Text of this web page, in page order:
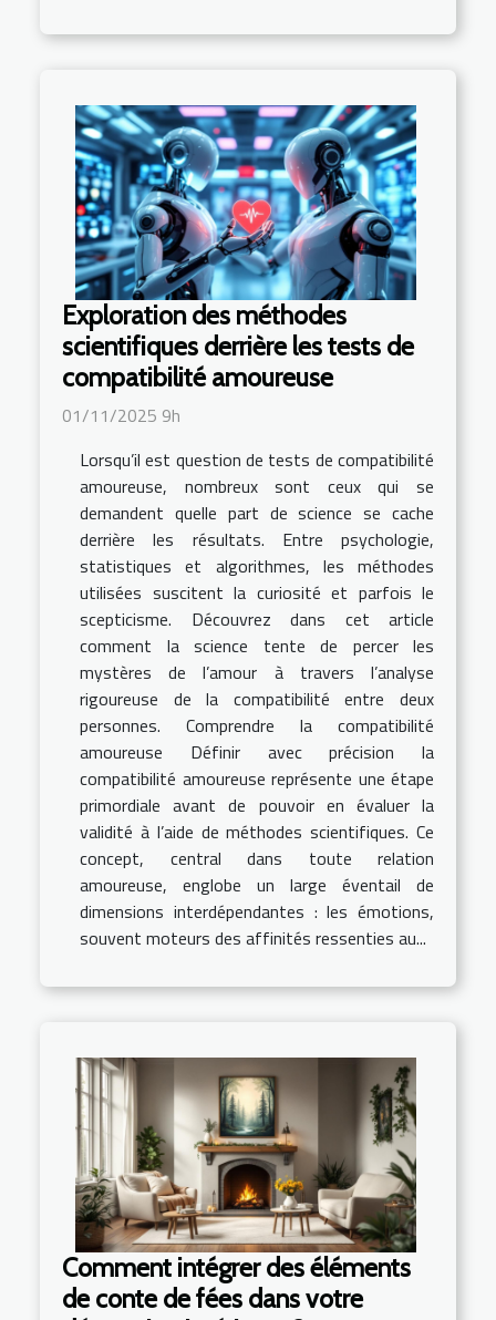
Exploration des méthodes
scientifiques derrière les tests de
compatibilité amoureuse
01/11/2025 9h
Lorsqu’il est question de tests de compatibilité
amoureuse, nombreux sont ceux qui se
demandent quelle part de science se cache
derrière les résultats. Entre psychologie,
statistiques et algorithmes, les méthodes
utilisées suscitent la curiosité et parfois le
scepticisme. Découvrez dans cet article
comment la science tente de percer les
mystères de l’amour à travers l’analyse
rigoureuse de la compatibilité entre deux
personnes. Comprendre la compatibilité
amoureuse Définir avec précision la
compatibilité amoureuse représente une étape
primordiale avant de pouvoir en évaluer la
validité à l’aide de méthodes scientifiques. Ce
concept, central dans toute relation
amoureuse, englobe un large éventail de
dimensions interdépendantes : les émotions,
souvent moteurs des affinités ressenties au...
Comment intégrer des éléments
de conte de fées dans votre